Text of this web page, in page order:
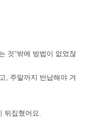
것”밖에 방법이 없었잖
, 주말까지 반납해야 겨
뒤집혔어요.